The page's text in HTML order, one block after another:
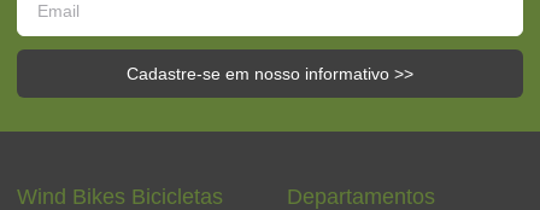
Cadastre-se em nosso informativo >>
Wind Bikes Bicicletas
Departamentos